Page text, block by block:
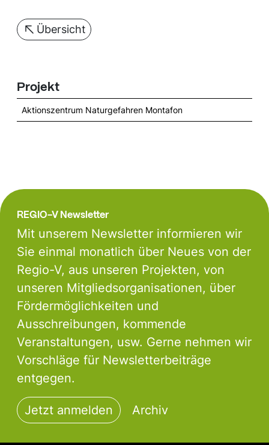
Projekt
Aktionszentrum Naturgefahren Montafon
Übersicht
REGIO-V Newsletter
Mit unserem Newsletter informieren wir
Sie einmal monatlich über Neues von der
Regio-V, aus unseren Projekten, von
unseren Mitgliedsorganisationen, über
Fördermöglichkeiten und
Ausschreibungen, kommende
Veranstaltungen, usw. Gerne nehmen wir
Vorschläge für Newsletterbeiträge
entgegen.
Jetzt anmelden Archiv